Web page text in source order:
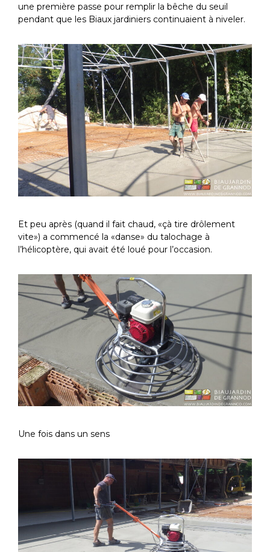
une première passe pour remplir la bêche du seuil
pendant que les Biaux jardiniers continuaient à niveler.
Et peu après (quand il fait chaud, «çà tire drôlement
vite») a commencé la «danse» du talochage à
l’hélicoptère, qui avait été loué pour l’occasion.
Une fois dans un sens